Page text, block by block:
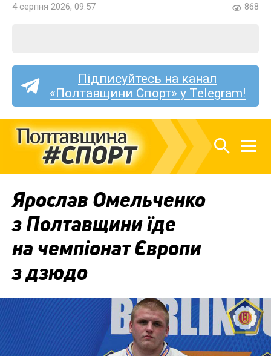
4 серпня 2026, 09:57 868
Підписуйтесь на канал
«Полтавщини Спорт» у Telegram!
Ярослав Омельченко
з Полтавщини їде
на чемпіонат Європи
з дзюдо